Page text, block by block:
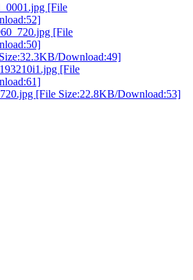
[File
[File
Download:49]
[File
[File Size:22.8KB/Download:53]